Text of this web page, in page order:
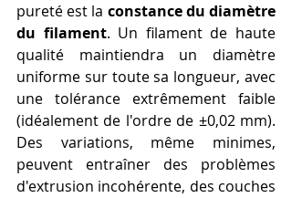
pureté est la constance du diamètre
du filament. Un filament de haute
qualité maintiendra un diamètre
uniforme sur toute sa longueur, avec
une tolérance extrêmement faible
(idéalement de l'ordre de ±0,02 mm).
Des variations, même minimes,
peuvent entraîner des problèmes
d'extrusion incohérente, des couches